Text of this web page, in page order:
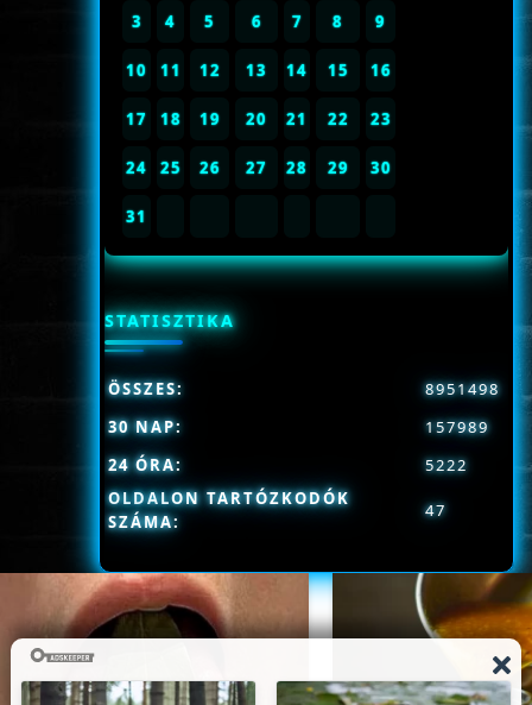
3 4 5 6 7 8 9
10 11 12 13 14 15 16
17 18 19 20 21 22 23
24 25 26 27 28 29 30
31
STATISZTIKA
OLDALON TARTÓZKODÓK
SZÁMA:
47
ÖSSZES:
8951498
30 NAP:
157989
24 ÓRA:
5222